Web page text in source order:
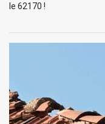
le 62170 !